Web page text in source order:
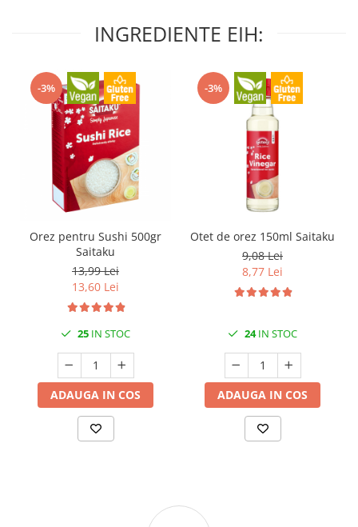
INGREDIENTE EIH:
-3%
Orez pentru Sushi 500gr
Saitaku
13,99 Lei
13,60 Lei
25 IN STOC
ADAUGA IN COS
-3%
Otet de orez 150ml Saitaku
9,08 Lei
8,77 Lei
24IN STOC
ADAUGA IN COS